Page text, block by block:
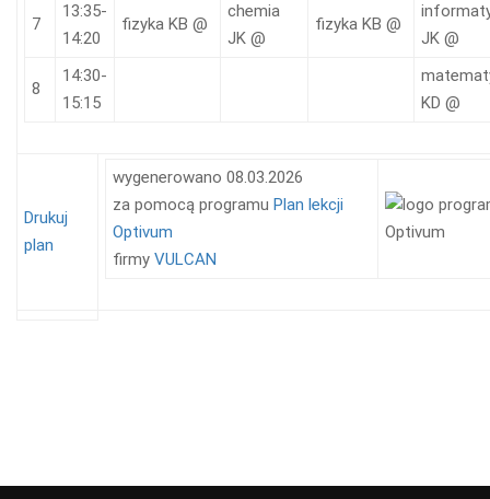
7
13:35-
14:20
fizyka KB @
chemia
JK @
fizyka KB @
JK @
8
14:30-
15:15
KD @
Drukuj
plan
wygenerowano 08.03.2026
za pomocą programu Plan lekcji
Optivum
firmy VULCAN